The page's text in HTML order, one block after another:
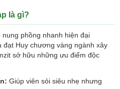
là gì?
phồng nhanh hiện đại
Huy chương vàng ngành xây
sở hữu những ưu điểm độc
Giúp viên sỏi siêu nhẹ nhưng